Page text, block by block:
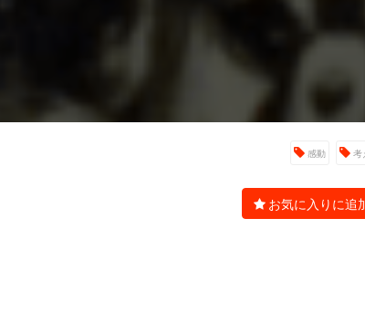
感動 考
お気に入りに追